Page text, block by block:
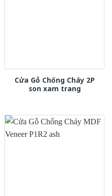
Cửa Gỗ Chống Cháy 2P
son xam trang